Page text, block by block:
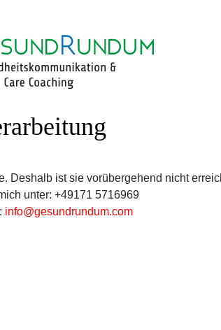
Deshalb ist sie vorübergehend nicht
unter: +49171 5716969
info@gesundrundum.com